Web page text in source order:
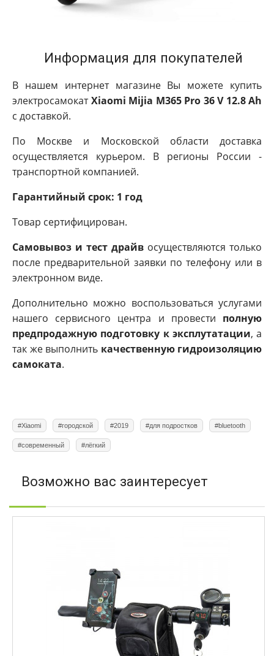
Информация для покупателей
В нашем интернет магазине Вы можете купить
электросамокатXiaomi Mijia M365 Pro 36 V 12.8 Ah
с доставкой.
По Москве и Московской области доставка
осуществляется курьером. В регионы России -
транспортной компанией.
Гарантийный срок: 1 год
Товар сертифицирован.
Самовывоз и тест драйв осуществляются только
после предварительной заявки по телефону или в
электронном виде.
Дополнительно можно воспользоваться услугами
нашего сервисного центра и провести полную
предпродажную подготовку к эксплутатации, а
так же выполнить качественную гидроизоляцию
самоката.
#Xiaomi #городской #2019 #для подростков #bluetooth
#современный #лёгкий
Возможно вас заинтересует